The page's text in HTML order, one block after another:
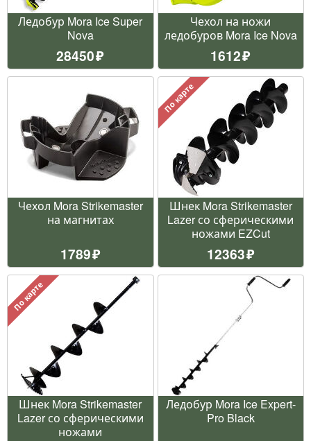
Ледобур Mora Ice Super
Nova
28450
Чехол на ножи
ледобуров Mora Ice Nova
1612
Чехол Mora Strikemaster
на магнитах
1789
По карте
Шнек Mora Strikemaster
Lazer со сферическими
ножами EZCut
12363
По карте
Шнек Mora Strikemaster
Lazer со сферическими
ножами
Ледобур Mora Ice Expert-
Pro Black